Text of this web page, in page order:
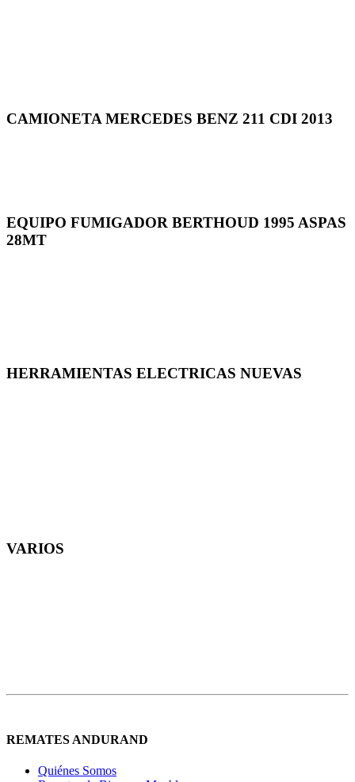
CAMIONETA MERCEDES BENZ 211 CDI 2013
EQUIPO FUMIGADOR BERTHOUD 1995 ASPAS
28MT
HERRAMIENTAS ELECTRICAS NUEVAS
VARIOS
REMATES ANDURAND
Quiénes Somos